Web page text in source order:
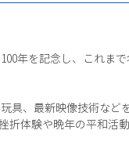
年を記念し、これまで
具、最新映像技術など
折体験や晩年の平和活